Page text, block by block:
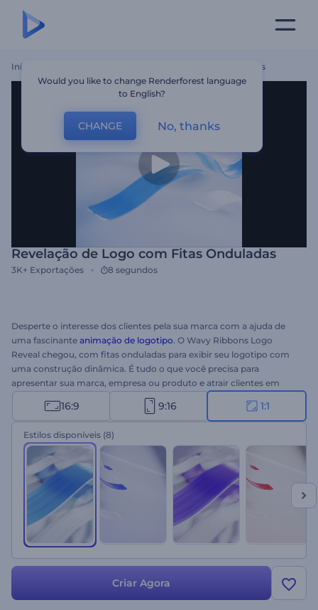
Início Revelação De Logo Com Fitas Onduladas
Revelação de Logo com Fitas Onduladas
3K+ Exportações 8 segundos
Desperte o interesse dos clientes pela sua marca com a ajuda de
uma fascinante animação de logotipo. O Wavy Ribbons Logo
Reveal chegou, com fitas onduladas para exibir seu logotipo com
uma construção dinâmica. É tudo o que você precisa para
apresentar sua marca, empresa ou produto e atrair clientes em
potencial. Carregue seu logotipo, digite seu slogan e aguarde
alguns minutos para obter uma abertura em vídeo profissional.
Perfeitamente adequado para promoções de marca,
apresentações de novas empresas, lançamentos de produtos e
muitos outros projetos. Experimente agora mesmo!
16:9 9:16 1:1
Estilos disponíveis (8)
Criar Agora
Would you like to change Renderforest language
to English?
CHANGE No, thanks